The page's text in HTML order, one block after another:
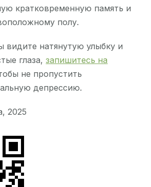
кратковременную память и
полу.
видите натянутую улыбку и
глаза, запишитесь на
не пропустить
депрессию.
2025